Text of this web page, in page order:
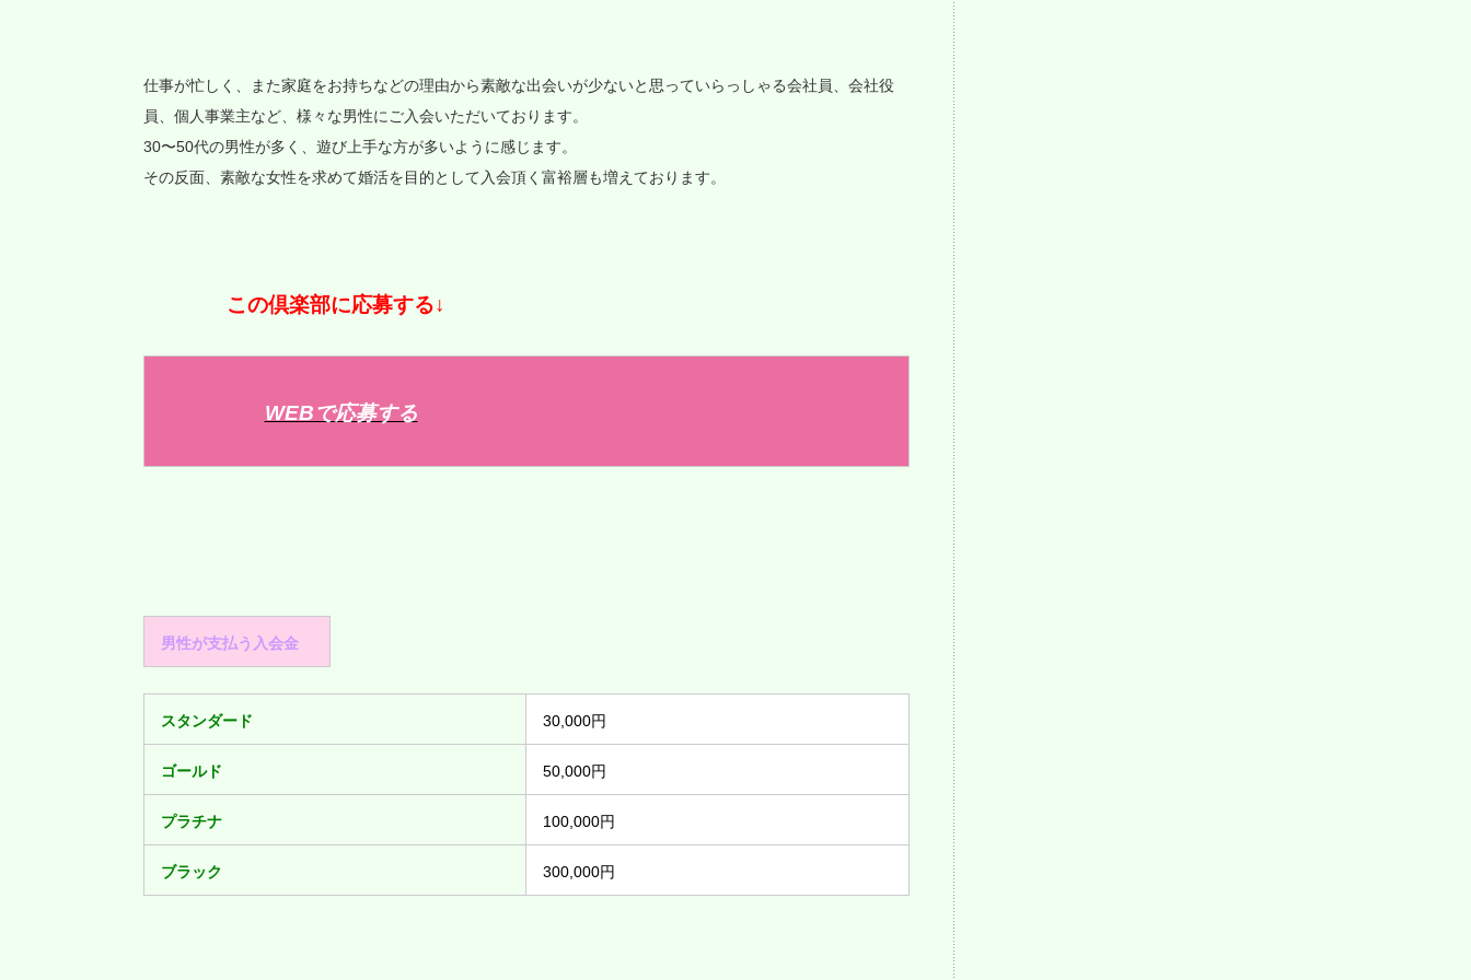
仕事が忙しく、また家庭をお持ちなどの理由から素敵な出会いが少ないと思っていらっしゃる会社員、会社役
員、個人事業主など、様々な男性にご入会いただいております。
30〜50代の男性が多く、遊び上手な方が多いように感じます。
その反面、素敵な女性を求めて婚活を目的として入会頂く富裕層も増えております。
この倶楽部に応募する↓
WEBで応募する
男性が支払う入会金
スタンダード 30,000円
ゴールド 50,000円
プラチナ 100,000円
ブラック 300,000円